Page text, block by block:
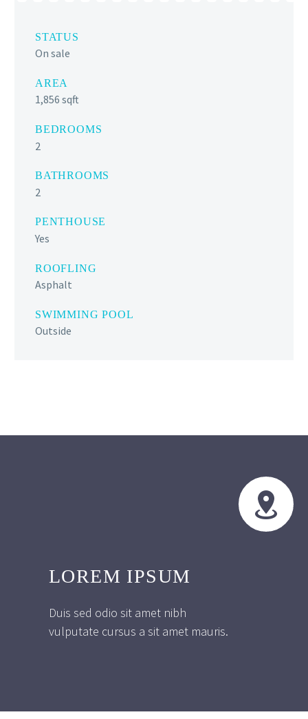
STATUS
On sale
AREA
1,856 sqft
BEDROOMS
2
BATHROOMS
2
PENTHOUSE
Yes
ROOFLING
Asphalt
SWIMMING POOL
Outside


LOREM IPSUM
Duis sed odio sit amet nibh
vulputate cursus a sit amet mauris.